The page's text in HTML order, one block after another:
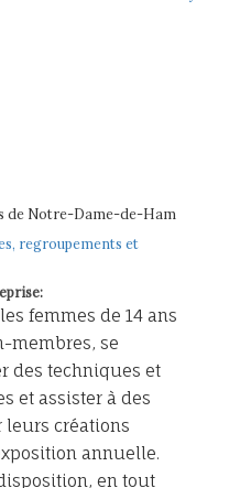
de Notre-Dame-de-Ham
regroupements et
femmes de 14 ans
membres, se
des techniques et
et assister à des
leurs créations
annuelle.
en tout